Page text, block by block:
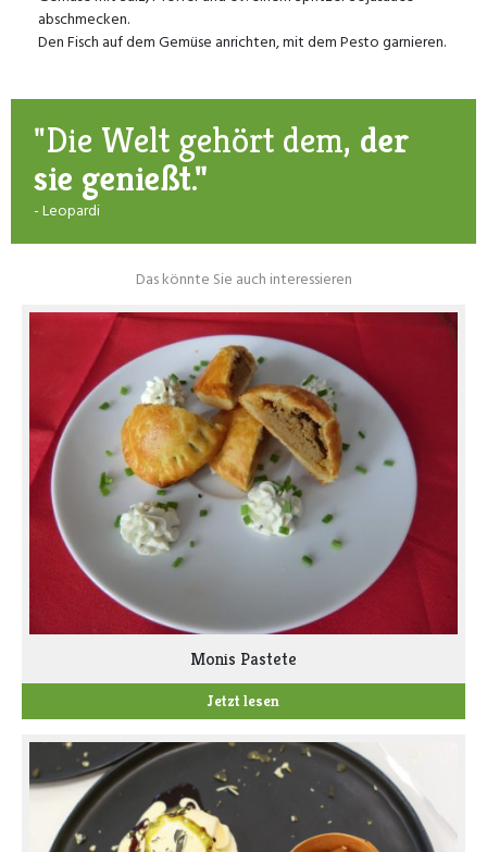
abschmecken.
Den Fisch auf dem Gemüse anrichten, mit dem Pesto garnieren.
"Die Welt gehört dem, der
sie genießt."
- Leopardi
Das könnte Sie auch interessieren
Monis Pastete
Jetzt lesen